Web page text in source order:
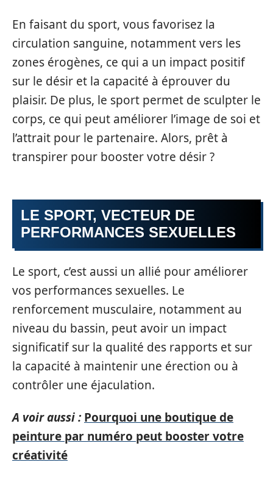
En faisant du sport, vous favorisez la
circulation sanguine, notamment vers les
zones érogènes, ce qui a un impact positif
sur le désir et la capacité à éprouver du
plaisir. De plus, le sport permet de sculpter le
corps, ce qui peut améliorer l’image de soi et
l’attrait pour le partenaire. Alors, prêt à
transpirer pour booster votre désir ?
LE SPORT, VECTEUR DE
PERFORMANCES SEXUELLES
Le sport, c’est aussi un allié pour améliorer
vos performances sexuelles. Le
renforcement musculaire, notamment au
niveau du bassin, peut avoir un impact
significatif sur la qualité des rapports et sur
la capacité à maintenir une érection ou à
contrôler une éjaculation.
A voir aussi : Pourquoi une boutique de
peinture par numéro peut booster votre
créativité